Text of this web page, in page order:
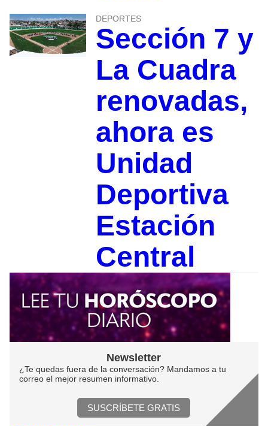
DEPORTES
Sección 7 y
La Cuadra
renovadas,
ahora es
Unidad
Deportiva
Estación
Central
Newsletter
¿Te quedas fuera de la conversación? Mandamos a tu
correo el mejor resumen informativo.
SUSCRÍBETE GRATIS